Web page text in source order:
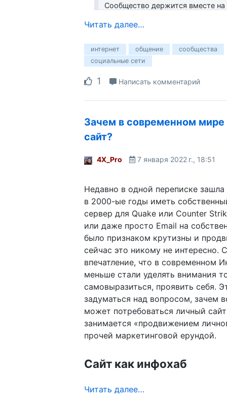
Сообщество держится вместе
тематика и вклад в это.
Первое отличие, — фокус. Это
«последствия»
Читать далее…
интернет общение
сообщества
социальные сети
1 Написать комментарий
Зачем в современном
сайт?
4X_Pro 7 января 2022 г., 18:51
Недавно в одной переписке
в 2000-ые годы иметь
сервер для Quake или Counter
или даже просто Email на
было признаком крутизны и
сейчас это никому не интересно.
впечатление, что в современном
меньше стали уделять внимания
самовыразиться, проявить себя.
задуматься над вопросом, зачем
может потребоваться личный
занимается «продвижением
прочей маркетинговой ерундой.
Сайт как инфохаб
Читать далее…